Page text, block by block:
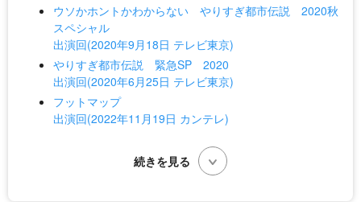
ウソかホントかわからない やりすぎ都市伝説 2020秋
スペシャル
出演回(2020年9月18日 テレビ東京)
やりすぎ都市伝説 緊急SP 2020
出演回(2020年6月25日 テレビ東京)
フットマップ
出演回(2022年11月19日 カンテレ)